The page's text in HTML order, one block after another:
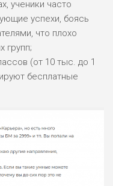
ДОХОД:
ученики часто
успехи, боясь
что плохо
групп;
(от 10 тыс. до 1
бесплатные